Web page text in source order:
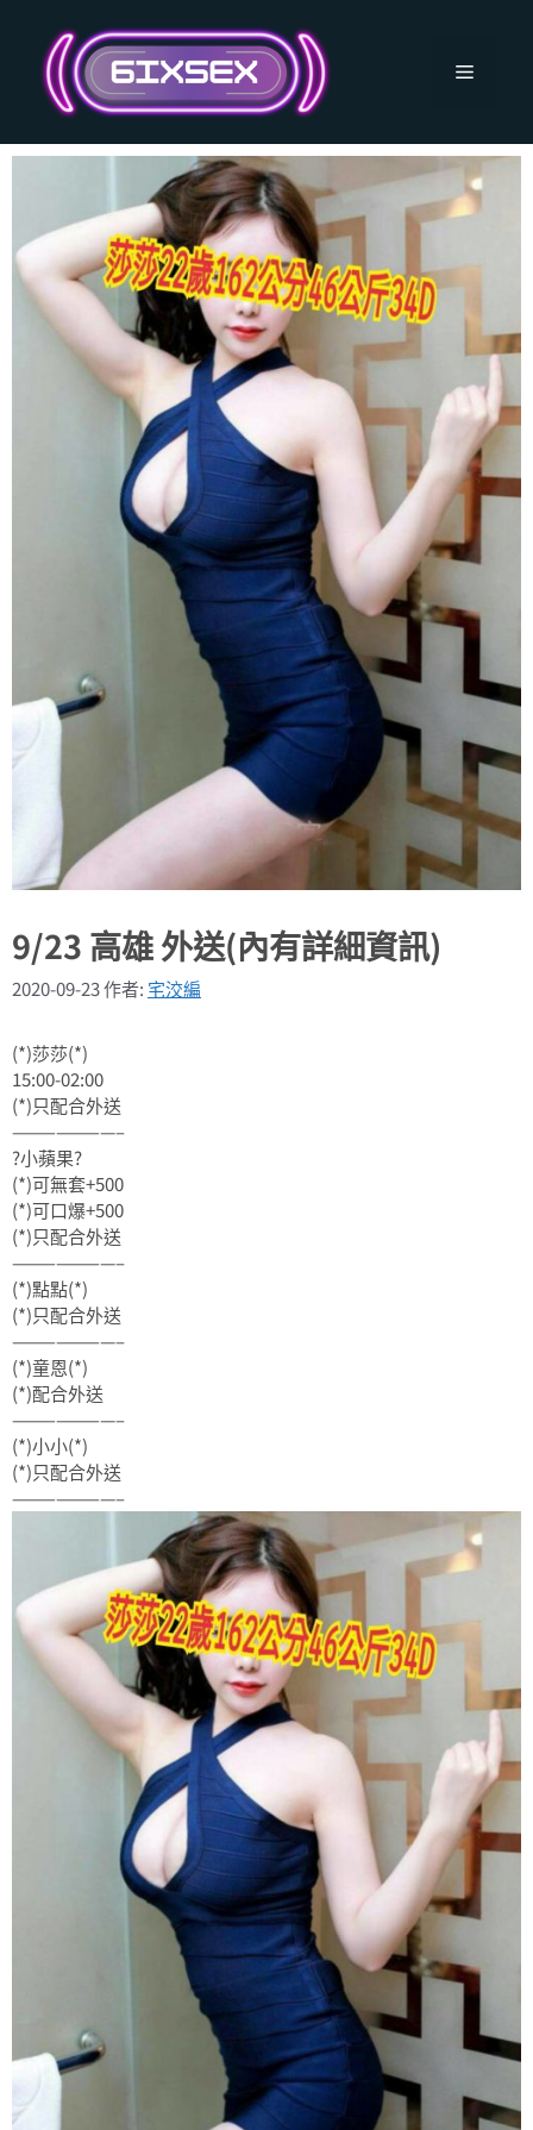
容
選
單
9/23 高雄 外送(內有詳細資訊)
2020-09-23作者: 宅洨編
(*)莎莎(*)
15:00-02:00
(*)只配合外送
———————–
?小蘋果?
(*)可無套+500
(*)可口爆+500
(*)只配合外送
———————–
(*)點點(*)
(*)只配合外送
———————–
(*)童恩(*)
(*)配合外送
———————–
(*)小小(*)
(*)只配合外送
———————–